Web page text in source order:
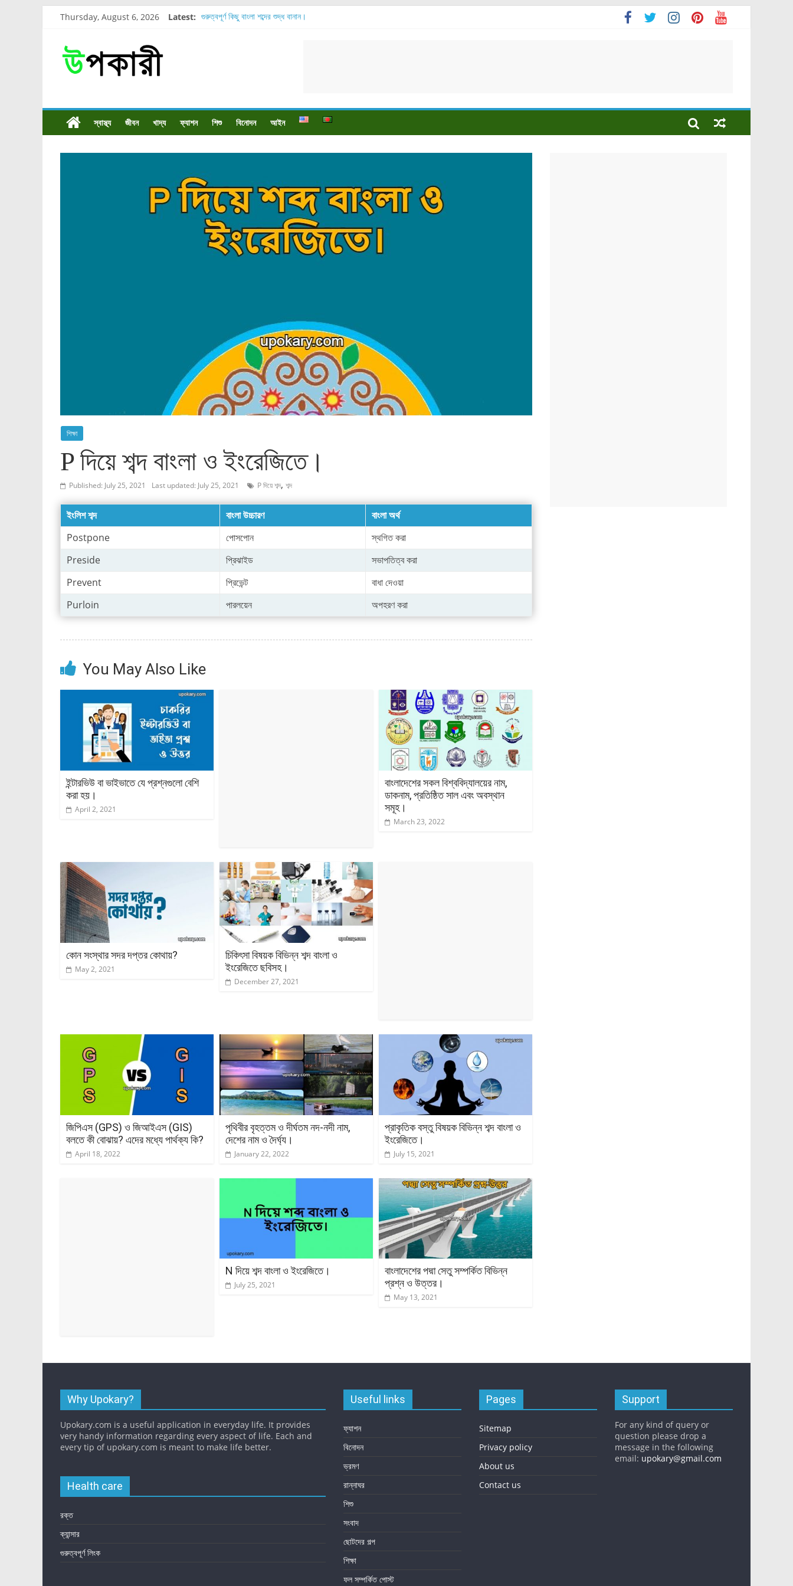
Thursday, August 6, 2026 Latest: গুরুত্বপূর্ণ কিছু বাংলা শব্দের শুদ্ধ বানান।
স্বাস্থ্য জীবন খাদ্য ফ্যাশন শিশু বিনোদন আইন
শিক্ষা
P দিয়ে শব্দ বাংলা ও ইংরেজিতে।
Published: July 25, 2021 Last updated: July 25, 2021 P দিয়ে শব্দ, শব্দ
ইংলিশ শব্দ বাংলা উচ্চারণ
বাংলা অৰ্থ
Postpone
পোসপোন
স্থগিত করা
Preside
প্রিঝাইড
সভাপতিত্ব করা
Prevent
প্রিভেন্ট
বাধা দেওয়া
Purloin
পারলয়েন অপহরণ করা
You May Also Like
ইন্টারভিউ বা ভাইভাতে যে প্রশ্নগুলো বেশি
করা হয়।
April 2, 2021
বাংলাদেশের সকল বিশ্ববিদ্যালয়ের নাম,
ডাকনাম, প্রতিষ্ঠিত সাল এবং অবস্থান
সমূহ।
March 23, 2022
কোন সংস্থার সদর দপ্তর কোথায়?
May 2, 2021
চিকিৎসা বিষয়ক বিভিন্ন শব্দ বাংলা ও
ইংরেজিতে ছবিসহ।
December 27, 2021
জিপিএস (GPS) ও জিআইএস (GIS)
বলতে কী বোঝায়? এদের মধ্যে পার্থক্য কি?
April 18, 2022
পৃথিবীর বৃহত্তম ও দীর্ঘতম নদ-নদী নাম,
দেশের নাম ও দৈর্ঘ্য।
January 22, 2022
প্রাকৃতিক বস্তু বিষয়ক বিভিন্ন শব্দ বাংলা ও
ইংরেজিতে।
July 15, 2021
N দিয়ে শব্দ বাংলা ও ইংরেজিতে।
July 25, 2021
বাংলাদেশের পদ্মা সেতু সম্পর্কিত বিভিন্ন
প্রশ্ন ও উত্তর।
May 13, 2021
Why Upokary?
Upokary.com is a useful application in everyday life. It provides
very handy information regarding every aspect of life. Each and
every tip of upokary.com is meant to make life better.
Health care
রক্ত
ক্যান্সার
গুরুত্বপূর্ণ লিংক
Useful links
ফ্যাশন
বিনোদন
ভ্রমণ
রান্নাঘর
শিশু
সংবাদ
ছোটদের গল্প
শিক্ষা
ফল সম্পর্কিত পোস্ট
Pages
Sitemap
Privacy policy
About us
Contact us
Support
For any kind of query or
question please drop a
message in the following
email: upokary@gmail.com